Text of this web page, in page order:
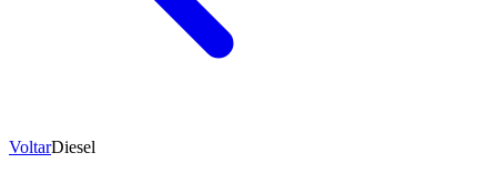
VoltarDiesel